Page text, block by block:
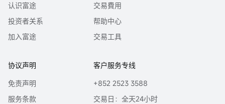
认识富途
投资者关系
加入富途
交易費用
帮助中心
交易工具
协议声明
免责声明
服务条款
客户服务专线
+852 2523 3588
交易日：全天24小时